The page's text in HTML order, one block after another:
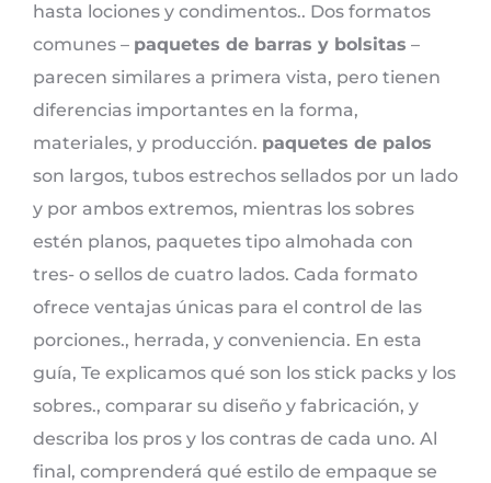
hasta lociones y condimentos.. Dos formatos
comunes – paquetes de barras y bolsitas –
parecen similares a primera vista, pero tienen
diferencias importantes en la forma,
materiales, y producción. paquetes de palos
son largos, tubos estrechos sellados por un lado
y por ambos extremos, mientras los sobres
estén planos, paquetes tipo almohada con
tres- o sellos de cuatro lados. Cada formato
ofrece ventajas únicas para el control de las
porciones., herrada, y conveniencia. En esta
guía, Te explicamos qué son los stick packs y los
sobres., comparar su diseño y fabricación, y
describa los pros y los contras de cada uno. Al
final, comprenderá qué estilo de empaque se